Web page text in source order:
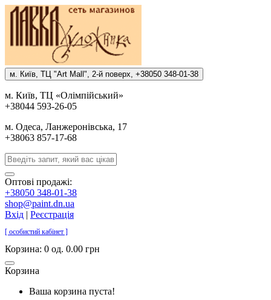
м. Киïв, ТЦ "Art Mall", 2-й поверх, +38050 348-01-38
м. Киïв, ТЦ «Олiмпiйський»
+38044 593-26-05
м. Одеса, Ланжеронiвська, 17
+38063 857-17-68
Оптові продажі:
+38050 348-01-38
shop@paint.dn.ua
Вхід | Реєстрація
[ особистий кабінет ]
Корзина: 0 од. 0.00 грн
Корзина
Ваша корзина пуста!